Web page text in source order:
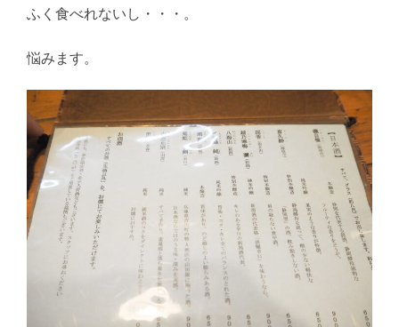
ふく食べれないし・・・。
悩みます。